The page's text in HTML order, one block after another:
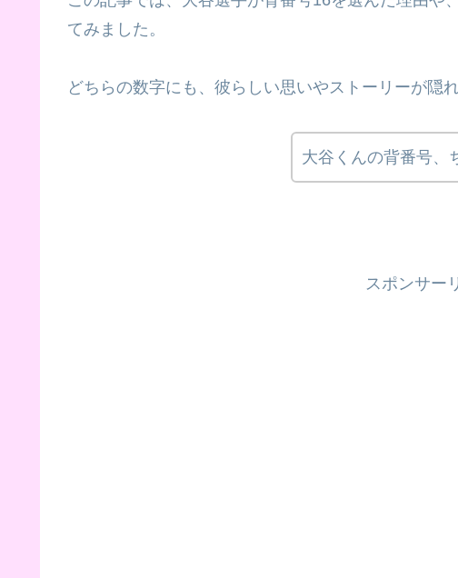
てみました。
どちらの数字にも、彼らしい思いやストーリーが隠
大谷くんの背番号、
スポンサー